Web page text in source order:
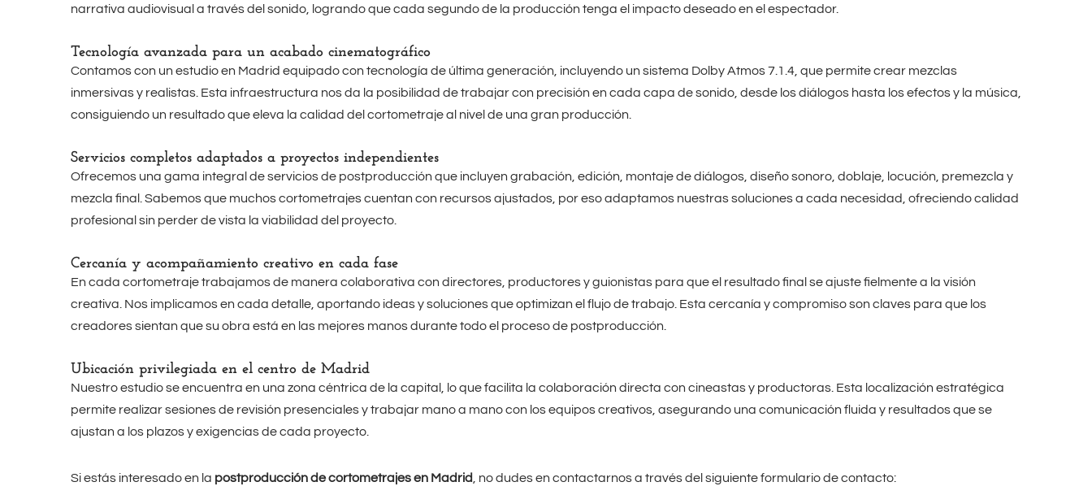
narrativa audiovisual a través del sonido, logrando que cada segundo de la producción tenga el impacto deseado en el espectador.
Tecnología avanzada para un acabado cinematográfico
Contamos con un estudio en Madrid equipado con tecnología de última generación, incluyendo un sistema Dolby Atmos 7.1.4, que permite crear mezclas
inmersivas y realistas. Esta infraestructura nos da la posibilidad de trabajar con precisión en cada capa de sonido, desde los diálogos hasta los efectos y la música,
consiguiendo un resultado que eleva la calidad del cortometraje al nivel de una gran producción.
Servicios completos adaptados a proyectos independientes
Ofrecemos una gama integral de servicios de postproducción que incluyen grabación, edición, montaje de diálogos, diseño sonoro, doblaje, locución, premezcla y
mezcla final. Sabemos que muchos cortometrajes cuentan con recursos ajustados, por eso adaptamos nuestras soluciones a cada necesidad, ofreciendo calidad
profesional sin perder de vista la viabilidad del proyecto.
Cercanía y acompañamiento creativo en cada fase
En cada cortometraje trabajamos de manera colaborativa con directores, productores y guionistas para que el resultado final se ajuste fielmente a la visión
creativa. Nos implicamos en cada detalle, aportando ideas y soluciones que optimizan el flujo de trabajo. Esta cercanía y compromiso son claves para que los
creadores sientan que su obra está en las mejores manos durante todo el proceso de postproducción.
Ubicación privilegiada en el centro de Madrid
Nuestro estudio se encuentra en una zona céntrica de la capital, lo que facilita la colaboración directa con cineastas y productoras. Esta localización estratégica
permite realizar sesiones de revisión presenciales y trabajar mano a mano con los equipos creativos, asegurando una comunicación fluida y resultados que se
ajustan a los plazos y exigencias de cada proyecto.
Si estás interesado en la postproducción de cortometrajes en Madrid , no dudes en contactarnos a través del siguiente formulario de contacto: